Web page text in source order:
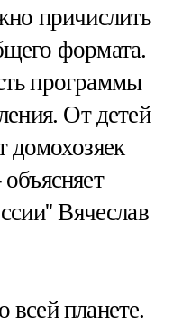
причислить
формата.
программы
От детей
домохозяек
Вячеслав
планете.